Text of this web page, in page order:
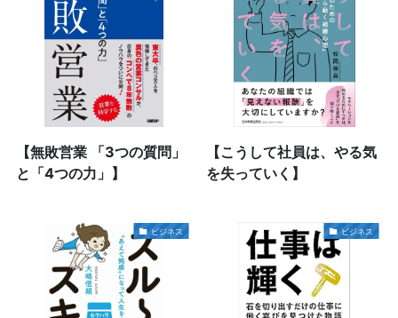
【無敗営業 「3つの質問」
と「4つの力」】
【こうして社員は、やる気
を失っていく】
ビジネス ビジネス